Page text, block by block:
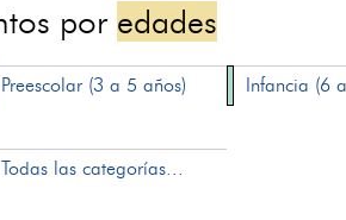
por edades
Preescolar (3 a 5 años) Infancia (6
Todas las categorías...